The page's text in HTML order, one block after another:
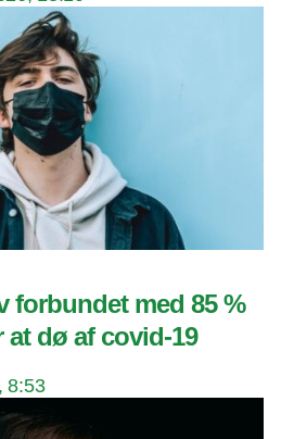
forbundet med 85 %
dø af covid-19
8:53